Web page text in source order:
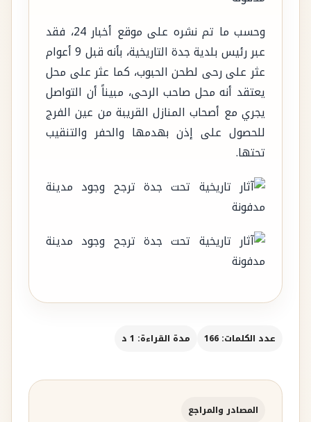
وحسب ما تم نشره على موقع أخبار 24، فقد
عبر رئيس بلدية جدة التاريخية، بأنه قبل 9 أعوام
عثر على رحى لطحن الحبوب، كما عثر على محل
يعتقد أنه محل صاحب الرحى، مبيناً أن التواصل
يجري مع أصحاب المنازل القريبة من عين الفرج
للحصول على إذن بهدمها والحفر والتنقيب
تحتها.
عدد الكلمات: 166 مدة القراءة: 1 د
المصادر والمراجع